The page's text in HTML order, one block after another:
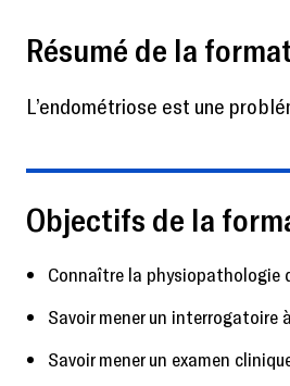
Résumé de la
L’endométriose est une
Objectifs de la
Connaître la physiopathologie
Savoir mener un interrogatoire
Savoir mener un examen